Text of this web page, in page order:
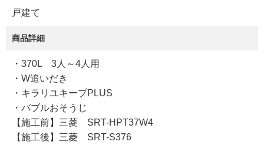
戸建て
商品詳細
・370L 3人～4人用
・W追いだき
・キラリユキープPLUS
・バブルおそうじ
【施工前】三菱 SRT-HPT37W4
【施工後】三菱 SRT-S376